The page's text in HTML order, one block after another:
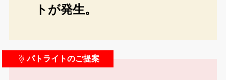
トが発生。
パトライトのご提案